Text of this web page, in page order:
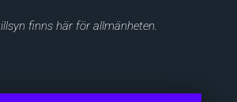
finns här för allmänheten.